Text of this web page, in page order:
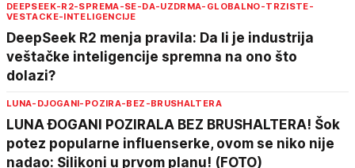
DEEPSEEK-R2-SPREMA-SE-DA-UZDRMA-GLOBALNO-TRZISTE-
VESTACKE-INTELIGENCIJE
DeepSeek R2 menja pravila: Da li je industrija
veštačke inteligencije spremna na ono što
dolazi?
LUNA-DJOGANI-POZIRA-BEZ-BRUSHALTERA
LUNA ĐOGANI POZIRALA BEZ BRUSHALTERA! Šok
potez popularne influenserke, ovom se niko nije
nadao: Silikoni u prvom planu! (FOTO)